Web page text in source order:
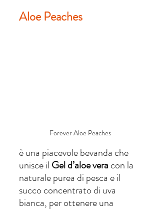
Aloe Peaches
Forever Aloe Peaches
è una piacevole bevanda che
unisce il Gel d’aloe vera con la
naturale purea di pesca e il
succo concentrato di uva
bianca, per ottenere una